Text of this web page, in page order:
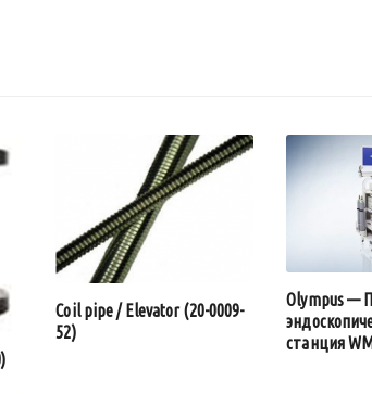
Coil pipe / Elevator (20-0009-
52)
Olympus —
станция